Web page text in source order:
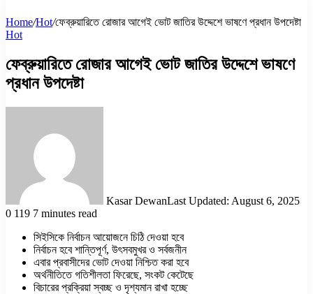
Home/Hot/ফেব্রুয়ারিতে রোজার আগেই ভোট জাতির উদ্দেশে ভাষণে প্রধান উপদেষ্টা
Hot
ফেব্রুয়ারিতে রোজার আগেই ভোট জাতির উদ্দেশে ভাষণে
প্রধান উপদেষ্টা
Kasar DewanLast Updated: August 6, 2025
0 119 7 minutes read
সিইসিকে নির্বাচন আয়োজনে চিঠি দেওয়া হবে
নির্বাচন হবে শান্তিপূর্ণ, উৎসবমুখর ও সর্বজনীন
এবার প্রবাসীদের ভোট দেওয়া নিশ্চিত করা হবে
অর্থনীতিতে গতিশীলতা ফিরেছে, সংকট কেটেছে
বিচারের প্রক্রিয়া স্বচ্ছ ও দৃশ্যমান রাখা হচ্ছে